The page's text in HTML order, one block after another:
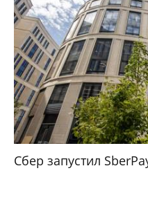
Сбер запустил